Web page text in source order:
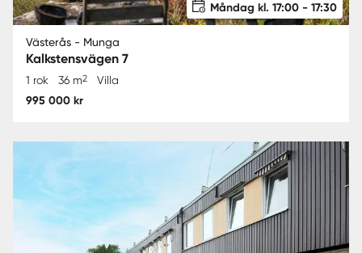
Måndag kl. 17:00 - 17:30
Västerås - Munga
Kalkstensvägen 7
1 rok 36 m2 Villa
995 000 kr